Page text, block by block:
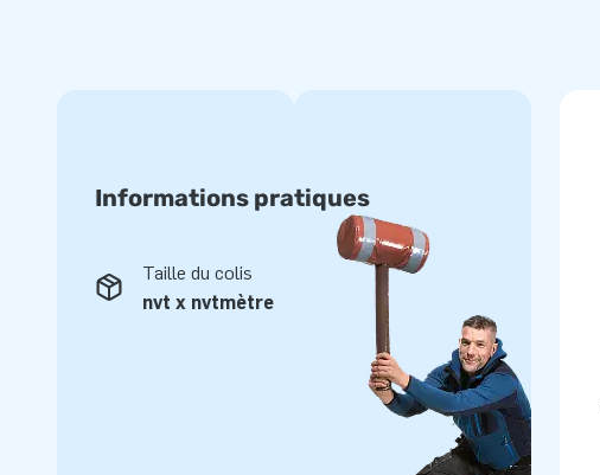
Informations pratiques
Taille du colis
nvt x nvtmètre